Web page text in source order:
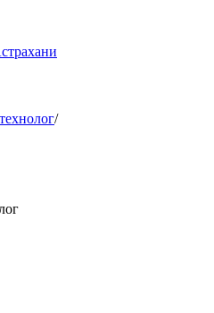
/